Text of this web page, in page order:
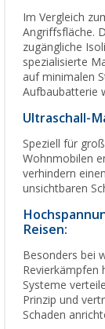
Im Vergleich
Angriffsfläche.
zugängliche
spezialisierte
auf minimalen
Aufbaubatterie
Ultraschall-
Speziell für
Wohnmobilen
verhindern
unsichtbaren
Reisen:
Besonders bei
Revierkämpfen
Systeme
Prinzip und
Schaden